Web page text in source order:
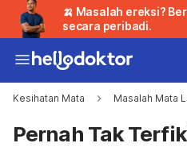
🍌 Masalah ereksi?
secara peribadi.
Kesihatan Mata Masalah Mata
Pernah Tak